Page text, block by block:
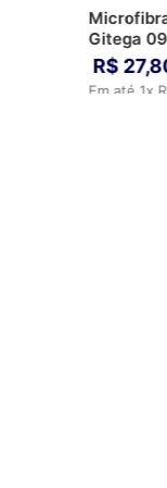
Gitega 09
R$ 27,
Em até 1x